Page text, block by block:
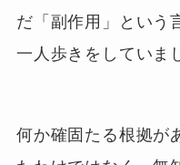
だ「副作用」という
一人歩きをしていま
何か確固たる根拠が